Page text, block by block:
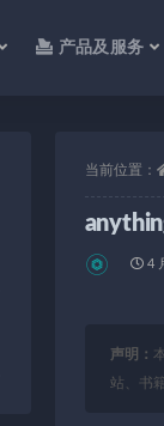
产品及服务
当前位置：
4
声明：
站、书